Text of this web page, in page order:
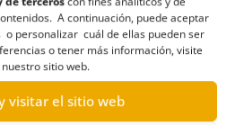
A continuación, puede aceptar
o personalizar cuál de ellas pueden ser
o tener más información, visite
sitio web.
visitar el sitio web